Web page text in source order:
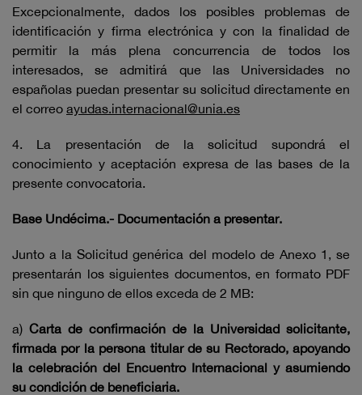
Excepcionalmente, dados los posibles problemas de
identificación y firma electrónica y con la finalidad de
permitir la más plena concurrencia de todos los
interesados, se admitirá que las Universidades no
españolas puedan presentar su solicitud directamente en
el correo ayudas.internacional@unia.es
4. La presentación de la solicitud supondrá el
conocimiento y aceptación expresa de las bases de la
presente convocatoria.
Base Undécima.- Documentación a presentar.
Junto a la Solicitud genérica del modelo de Anexo 1, se
presentarán los siguientes documentos, en formato PDF
sin que ninguno de ellos exceda de 2 MB:
a) Carta de confirmación de la Universidad solicitante,
firmada por la persona titular de su Rectorado, apoyando
la celebración del Encuentro Internacional y asumiendo
su condición de beneficiaria.